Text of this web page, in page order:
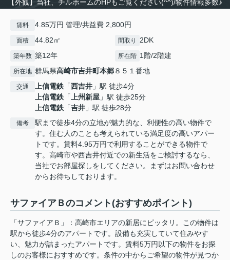
【外観】当社、チルホームのHPもご覧ください(^^)/物件情報多数♪
賃料 4.85万円 管理/共益費 2,800円
面積 44.82㎡ 間取り 2DK
築年数 築12年 所在階 1階/2階建
所在地 群馬県高崎市吉井町本郷８５１番地
交通 上信電鉄 「西吉井 」駅 徒歩4分
上信電鉄 「上州新屋 」駅 徒歩25分
上信電鉄 「吉井 」駅 徒歩28分
備考
駅まで徒歩4分の立地が魅力的な、利便性の高い物件で
す。住む人のことも考えられている満足度の高いアパー
トです。賃料4.95万円で利用することができる物件で
す。高崎市や西吉井付近での新生活をご検討するなら、
当社でお部屋探しをしてください。まずはお問い合わせ
からお待ちしております。
サファイアＢのコメント(おすすめポイント)
「サファイアＢ」：高崎市エリアの新居にピッタリ。この物件は
駅から徒歩4分のアパートです。設備も充実していて住みやす
い、魅力が詰まったアパートです。賃料5万円以下の物件をお探
しのお客様におすすめです。条件の中からご希望の物件が見つか